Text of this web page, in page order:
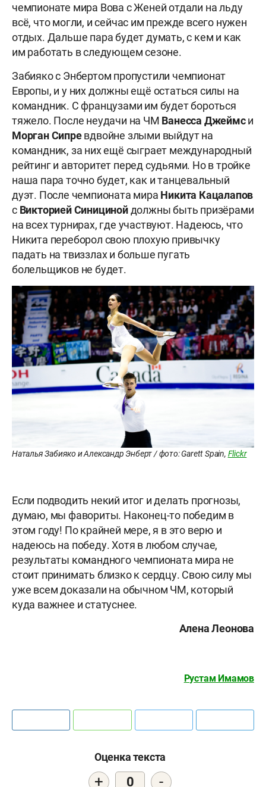
чемпионате мира Вова с Женей отдали на льду
всё, что могли, и сейчас им прежде всего нужен
отдых. Дальше пара будет думать, с кем и как
им работать в следующем сезоне.
Забияко с Энбертом пропустили чемпионат
Европы, и у них должны ещё остаться силы на
командник. С французами им будет бороться
тяжело. После неудачи на ЧМ Ванесса Джеймси
Морган Сипревдвойне злыми выйдут на
командник, за них ещё сыграет международный
рейтинг и авторитет перед судьями. Но в тройке
наша пара точно будет, как и танцевальный
дуэт. После чемпионата мира Никита Кацалапов
с Викторией Синицинойдолжны быть призёрами
на всех турнирах, где участвуют. Надеюсь, что
Никита переборол свою плохую привычку
падать на твиззлах и больше пугать
болельщиков не будет.
Наталья Забияко и Александр Энберт / фото: Garett Spain, Flickr
Если подводить некий итог и делать прогнозы,
думаю, мы фавориты. Наконец-то победим в
этом году! По крайней мере, я в это верю и
надеюсь на победу. Хотя в любом случае,
результаты командного чемпионата мира не
стоит принимать близко к сердцу. Свою силу мы
уже всем доказали на обычном ЧМ, который
куда важнее и статуснее.
Алена Леонова
Рустам Имамов
Оценка текста
+ 0 -